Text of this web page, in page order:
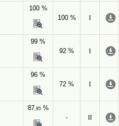
100 %
100 %
I
99 %
92 %
I
96 %
72 %
I
87,85%
-
II